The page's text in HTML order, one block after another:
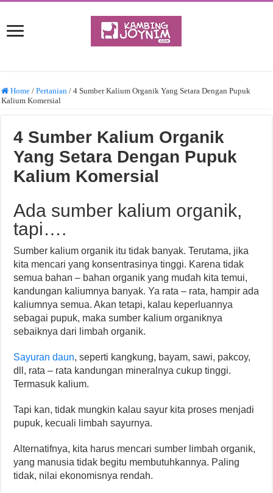
Home / Pertanian / 4 Sumber Kalium Organik Yang Setara Dengan Pupuk
Kalium Komersial
4 Sumber Kalium Organik
Yang Setara Dengan Pupuk
Kalium Komersial
Ada sumber kalium organik,
tapi….
Sumber kalium organik itu tidak banyak. Terutama, jika
kita mencari yang konsentrasinya tinggi. Karena tidak
semua bahan – bahan organik yang mudah kita temui,
kandungan kaliumnya banyak. Ya rata – rata, hampir ada
kaliumnya semua. Akan tetapi, kalau keperluannya
sebagai pupuk, maka sumber kalium organiknya
sebaiknya dari limbah organik.
Sayuran daun, seperti kangkung, bayam, sawi, pakcoy,
dll, rata – rata kandungan mineralnya cukup tinggi.
Termasuk kalium.
Tapi kan, tidak mungkin kalau sayur kita proses menjadi
pupuk, kecuali limbah sayurnya.
Alternatifnya, kita harus mencari sumber limbah organik,
yang manusia tidak begitu membutuhkannya. Paling
tidak, nilai ekonomisnya rendah.